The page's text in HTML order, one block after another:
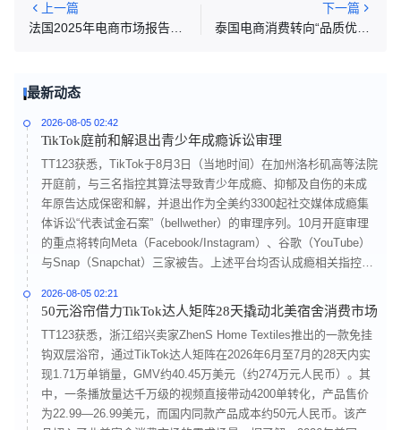
上一篇
下一篇
最新动态
2026-08-05 02:42
TikTok庭前和解退出青少年成瘾诉讼审理
TT123获悉，TikTok于8月3日（当地时间）在加州洛杉矶高等法院
开庭前，与三名指控其算法导致青少年成瘾、抑郁及自伤的未成
年原告达成保密和解，并退出作为全美约3300起社交媒体成瘾集
体诉讼“代表试金石案”（bellwether）的审理序列。10月开庭审理
的重点将转向Meta（Facebook/Instagram）、谷歌（YouTube）
与Snap（Snapchat）三家被告。上述平台均否认成瘾相关指控，
台，原告针对其他平台的诉讼仍将继续推进。此外，加州联邦法
院目前还积压约2600起类似案件，原告方包括个人、学校、地方
政府以及多个州检察长。
2026-08-05 02:21
50元浴帘借力TikTok达人矩阵28天撬动北美宿舍消费市场
TT123获悉，浙江绍兴卖家ZhenS Home Textiles推出的一款免挂
钩双层浴帘，通过TikTok达人矩阵在2026年6月至7月的28天内实
现1.71万单销量，GMV约40.45万美元（约274万元人民币）。其
中，一条播放量达千万级的视频直接带动4200单转化，产品售价
为22.99—26.99美元，而国内同款产品成本约50元人民币。该产